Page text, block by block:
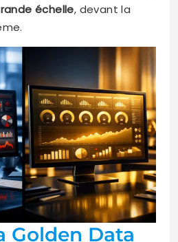
échelle, devant la
Golden Data